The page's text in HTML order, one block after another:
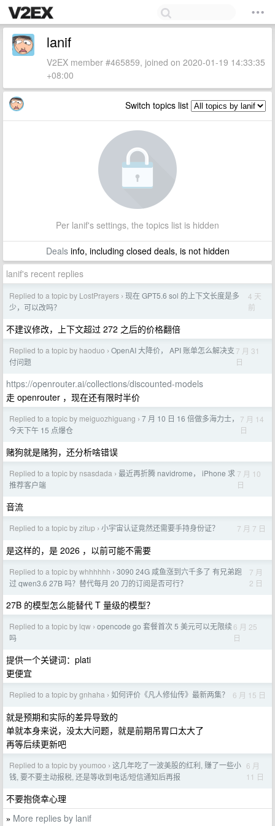
lanif
V2EX member #465859, joined on 2020-01-19 14:33:35
+08:00
Switch topics list
Per lanif's settings, the topics list is hidden
Dealsinfo, including closed deals, is not hidden
lanif's recent replies
Replied to a topic by LostPrayers › 现在 GPT5.6 sol 的上下文长度是多
少，可以改吗？
4 天
前
不建议修改，上下文超过 272 之后的价格翻倍
Replied to a topic by haoduo › OpenAI 大降价， API 账单怎么解决支
付问题
7 月 31
日
https://openrouter.ai/collections/discounted-models
走 openrouter ，现在还有限时半价
Replied to a topic by meiguozhiguang › 7 月 10 日 16 倍做多海力士，
今天下午 15 点爆仓
7 月 14
日
赌狗就是赌狗，还分析啥错误
Replied to a topic by nsasdada › 最近再折腾 navidrome， iPhone 求
推荐客户端
7 月 10
日
音流
Replied to a topic by zitup › 小宇宙认证竟然还需要手持身份证？ 7 月 7 日
是这样的，是 2026 ，以前可能不需要
Replied to a topic by whhhhhh › 3090 24G 咸鱼涨到六千多了 有兄弟跑
过 qwen3.6 27B 吗？替代每月 20 刀的订阅是否可行？
7 月
2 日
27B 的模型怎么能替代 T 量级的模型？
Replied to a topic by lqw › opencode go 套餐首次 5 美元可以无限续
吗
6 月 25
日
提供一个关键词：plati
更便宜
Replied to a topic by gnhaha › 如何评价《凡人修仙传》最新两集？ 6 月 15 日
就是预期和实际的差异导致的
单就本身来说，没太大问题，就是前期吊胃口太大了
再等后续更新吧
Replied to a topic by youmoo › 这几年吃了一波美股的红利, 赚了一些小
钱, 要不要主动报税, 还是等收到电话/短信通知后再报
6 月
11 日
不要抱侥幸心理
» More replies by lanif